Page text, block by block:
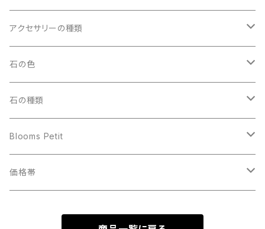
アクセサリーの種類
ペンダントトップ
アクアマリン
アマゾナイト
ブレスレット
14cm
15cm
ワイヤーリング
アクアマリン
ストラップ・チャーム
石の色
ブラック
ブルー
レッド
石の種類
あ行
アクアマリン
か行
Blooms Petit
ワイヤーリング
価格帯